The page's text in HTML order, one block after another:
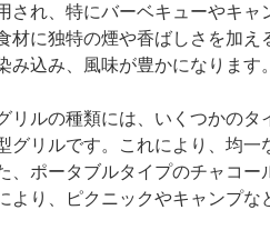
され、特にバーベキューやキ
材に独特の煙や香ばしさを加
み込み、風味が豊かになります。
リルの種類には、いくつかの
グリルです。これにより、均
、ポータブルタイプのチャコ
より、ピクニックやキャンプな